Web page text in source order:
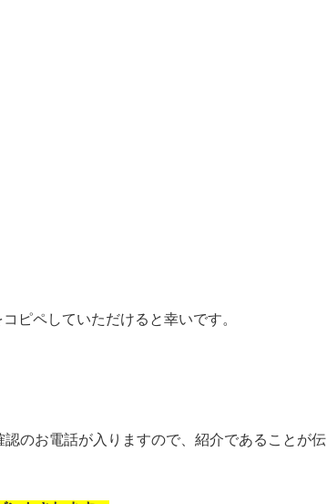
ピペしていただけると幸いです。
のお電話が入りますので、紹介であることが伝